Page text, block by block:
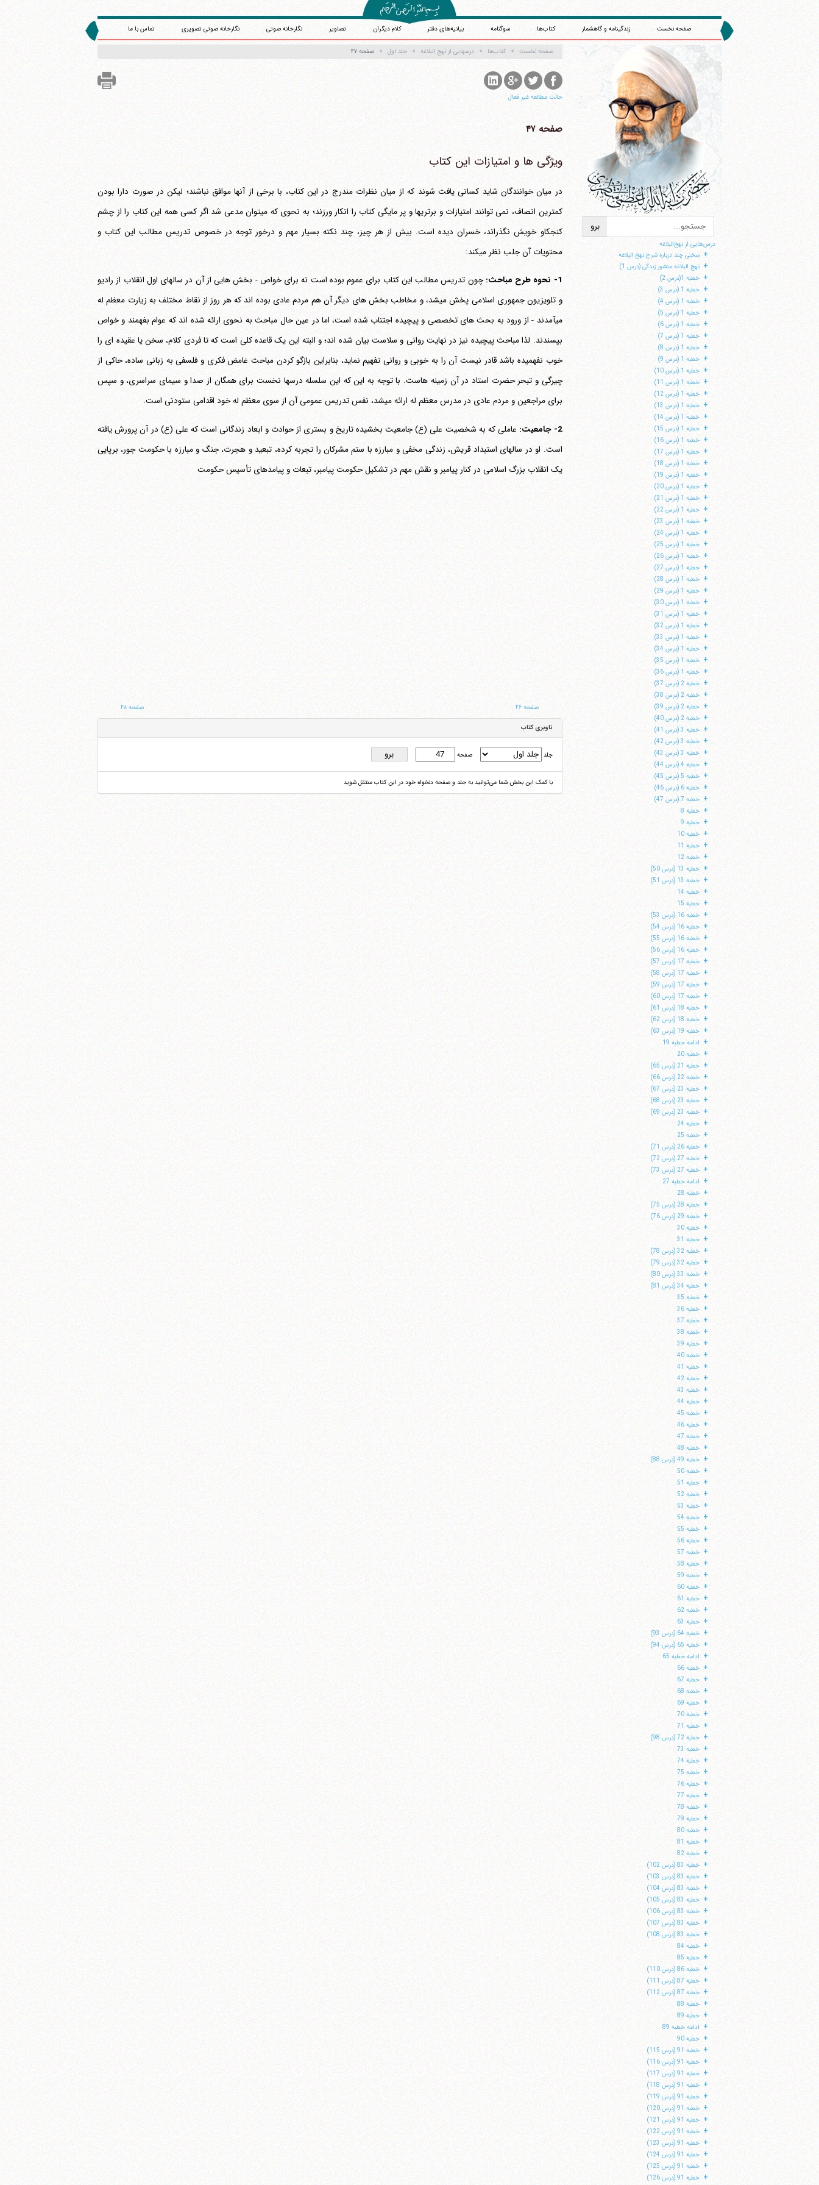
صفحه نخست زندگینامه و گاهشمار کتاب‌ها سوگنامه بیانیه‌های دفتر کلام دیگران تصاویر نگارخانه صوتی نگارخانه صوتی تصویری تماس با ما
درس‌هایی از نهج‌البلاغه
+ سخنی چند درباره شرح نهج البلاغه
+ نهج البلاغه منشور زندگی (درس 1)
+ خطبه 1(درس 2)
+ خطبه 1 (درس 3)
+ خطبه 1 (درس 4)
+ خطبه 1 (درس 5)
+ خطبه 1 (درس 6)
+ خطبه 1 (درس 7)
+ خطبه 1 (درس 8)
+ خطبه 1 (درس 9)
+ خطبه 1 (درس 10)
+ خطبه 1 (درس 11)
+ خطبه 1 (درس 12)
+ خطبه 1 (درس 13)
+ خطبه 1 (درس 14)
+ خطبه 1 (درس 15)
+ خطبه 1 (درس 16)
+ خطبه 1 (درس 17)
+ خطبه 1 (درس 18)
+ خطبه 1 (درس 19)
+ خطبه 1 (درس 20)
+ خطبه 1 (درس 21)
+ خطبه 1 (درس 22)
+ خطبه 1 (درس 23)
+ خطبه 1 (درس 24)
+ خطبه 1 (درس 25)
+ خطبه 1 (درس 26)
+ خطبه 1 (درس 27)
+ خطبه 1 (درس 28)
+ خطبه 1 (درس 29)
+ خطبه 1 (درس 30)
+ خطبه 1 (درس 31)
+ خطبه 1 (درس 32)
+ خطبه 1 (درس 33)
+ خطبه 1 (درس 34)
+ خطبه 1 (درس 35)
+ خطبه 1 (درس 36)
+ خطبه 2 (درس 37)
+ خطبه 2 (درس 38)
+ خطبه 2 (درس 39)
+ خطبه 2 (درس 40)
+ خطبه 3 (درس 41)
+ خطبه 3 (درس 42)
+ خطبه 3 (درس 43)
+ خطبه 4 (درس 44)
+ خطبه 5 (درس 45)
+ خطبه 6 (درس 46)
+ خطبه 7 (درس 47)
+ خطبه 8
+ خطبه 9
+ خطبه 10
+ خطبه 11
+ خطبه 12
+ خطبه 13 (درس 50)
+ خطبه 13 (درس 51)
+ خطبه 14
+ خطبه 15
+ خطبه 16 (درس 53)
+ خطبه 16 (درس 54)
+ خطبه 16 (درس 55)
+ خطبه 16 (درس 56)
+ خطبه 17 (درس 57)
+ خطبه 17 (درس 58)
+ خطبه 17 (درس 59)
+ خطبه 17 (درس 60)
+ خطبه 18 (درس 61)
+ خطبه 18 (درس 62)
+ خطبه 19 (درس 63)
+ ادامه خطبه 19
+ خطبه 20
+ خطبه 21 (درس 65)
+ خطبه 22 (درس 66)
+ خطبه 23 (درس 67)
+ خطبه 23 (درس 68)
+ خطبه 23 (درس 69)
+ خطبه 24
+ خطبه 25
+ خطبه 26 (درس 71)
+ خطبه 27 (درس 72)
+ خطبه 27 (درس 73)
+ ادامه خطبه 27
+ خطبه 28
+ خطبه 28 (درس 75)
+ خطبه 29 (درس 76)
+ خطبه 30
+ خطبه 31
+ خطبه 32 (درس 78)
+ خطبه 32 (درس 79)
+ خطبه 33 (درس 80)
+ خطبه 34 (درس 81)
+ خطبه 35
+ خطبه 36
+ خطبه 37
+ خطبه 38
+ خطبه 39
+ خطبه 40
+ خطبه 41
+ خطبه 42
+ خطبه 43
+ خطبه 44
+ خطبه 45
+ خطبه 46
+ خطبه 47
+ خطبه 48
+ خطبه 49 (درس 88)
+ خطبه 50
+ خطبه 51
+ خطبه 52
+ خطبه 53
+ خطبه 54
+ خطبه 55
+ خطبه 56
+ خطبه 57
+ خطبه 58
+ خطبه 59
+ خطبه 60
+ خطبه 61
+ خطبه 62
+ خطبه 63
+ خطبه 64 (درس 93)
+ خطبه 65 (درس 94)
+ ادامه خطبه 65
+ خطبه 66
+ خطبه 67
+ خطبه 68
+ خطبه 69
+ خطبه 70
+ خطبه 71
+ خطبه 72 (درس 98)
+ خطبه 73
+ خطبه 74
+ خطبه 75
+ خطبه 76
+ خطبه 77
+ خطبه 78
+ خطبه 79
+ خطبه 80
+ خطبه 81
+ خطبه 82
+ خطبه 83 (درس 102)
+ خطبه 83 (درس 103)
+ خطبه 83 (درس 104)
+ خطبه 83 (درس 105)
+ خطبه 83 (درس 106)
+ خطبه 83 (درس 107)
+ خطبه 83 (درس 108)
+ خطبه 84
+ خطبه 85
+ خطبه 86 (درس 110)
+ خطبه 87 (درس 111)
+ خطبه 87 (درس 112)
+ خطبه 88
+ خطبه 89
+ ادامه خطبه 89
+ خطبه 90
+ خطبه 91 (درس 115)
+ خطبه 91 (درس 116)
+ خطبه 91 (درس 117)
+ خطبه 91 (درس 118)
+ خطبه 91 (درس 119)
+ خطبه 91 (درس 120)
+ خطبه 91 (درس 121)
+ خطبه 91 (درس 122)
+ خطبه 91 (درس 123)
+ خطبه 91 (درس 124)
+ خطبه 91 (درس 125)
+ خطبه 91 (درس 126)
صفحه نخست کتاب‌ها درسهایی از نهج البلاغه جلد اول صفحه ۴۷
حالت مطالعه غیر فعال
صفحه ۴۷
ویژگی ها و امتیازات این کتاب
در میان خوانندگان شاید کسانی یافت شوند که از میان نظرات مندرج در این کتاب، با برخی از آنها موافق نباشند؛ لیکن در صورت دارا بودن
کمترین انصاف، نمی توانند امتیازات و برتریها و پر مایگی کتاب را انکار ورزند؛ به نحوی که می‎توان مدعی شد اگر کسی همه این کتاب را از چشم
کنجکاو خویش نگذراند، خسران دیده است. بیش از هر چیز، چند نکته بسیار مهم و درخور توجه در خصوص تدریس مطالب این کتاب و
محتویات آن جلب نظر می‎کند:
1- نحوه طرح مباحث:
چون تدریس مطالب این کتاب برای عموم بوده است نه برای خواص - بخش هایی از آن در سالهای اول انقلاب از رادیو
و تلویزیون جمهوری اسلامی پخش می‎شد، و مخاطب بخش های دیگر آن هم مردم عادی بوده اند که هر روز از نقاط مختلف به زیارت معظم له
می‎آمدند - از ورود به بحث های تخصصی و پیچیده اجتناب شده است، اما در عین حال مباحث به نحوی ارائه شده اند که عوام بفهمند و خواص
بپسندند. لذا مباحث پیچیده نیز در نهایت روانی و سلاست بیان شده اند؛ و البته این یک قاعده کلی است که تا فردی کلام، سخن یا عقیده ای را
خوب نفهمیده باشد قادر نیست آن را به خوبی و روانی تفهیم نماید، بنابراین بازگو کردن مباحث غامض فکری و فلسفی به زبانی ساده، حاکی از
چیرگی و تبحر حضرت استاد در آن زمینه هاست. با توجه به این که این سلسله درسها نخست برای همگان از صدا و سیمای سراسری، و سپس
برای مراجعین و مردم عادی در مدرس معظم له ارائه می‎شد، نفس تدریس عمومی آن از سوی معظم له خود اقدامی ستودنی است.
2- جامعیت:
عاملی که به شخصیت علی (ع) جامعیت بخشیده تاریخ و بستری از حوادث و ابعاد زندگانی است که علی (ع) در آن پرورش یافته
است. او در سالهای استبداد قریش، زندگی مخفی و مبارزه با ستم مشرکان را تجربه کرده، تبعید و هجرت، جنگ و مبارزه با حکومت جور، برپایی
یک انقلاب بزرگ اسلامی در کنار پیامبر و نقش مهم در تشکیل حکومت پیامبر، تبعات و پیامدهای تأسیس حکومت
صفحه ۴۶ صفحه ۴۸
ناوبری کتاب
جلد صفحه
با کمک این بخش شما می‌توانید به جلد و صفحه دلخواه خود در این کتاب منتقل شوید